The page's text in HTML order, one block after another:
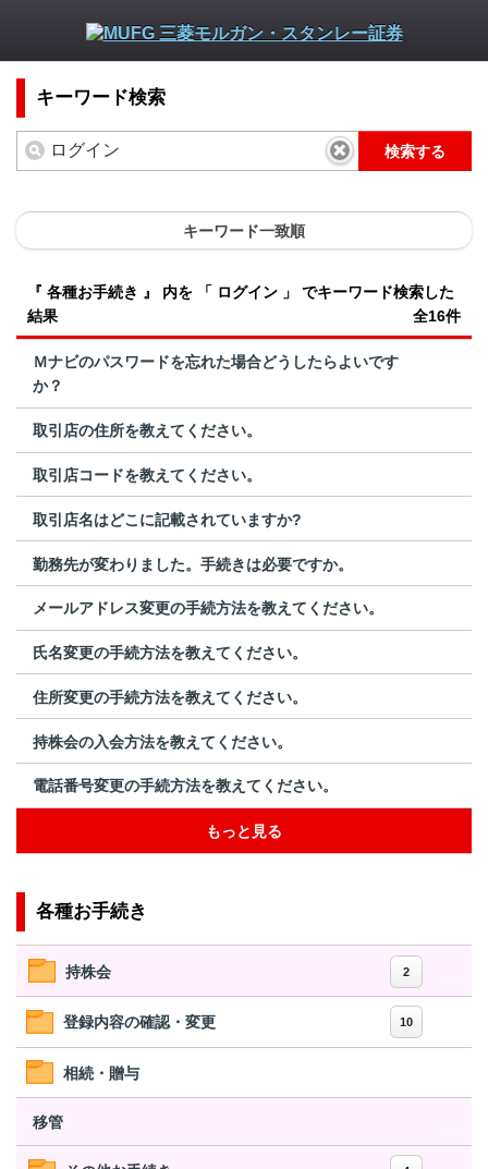
キーワード検索
検索する
キーワード一致順
『 各種お手続き 』 内を 「 ログイン 」 でキーワード検索した
結果
全16件
Ｍナビのパスワードを忘れた場合どうしたらよいです
か？
取引店の住所を教えてください。
取引店コードを教えてください。
取引店名はどこに記載されていますか?
勤務先が変わりました。手続きは必要ですか。
メールアドレス変更の手続方法を教えてください。
氏名変更の手続方法を教えてください。
住所変更の手続方法を教えてください。
持株会の入会方法を教えてください。
電話番号変更の手続方法を教えてください。
もっと見る
各種お手続き
持株会 2
登録内容の確認・変更 10
相続・贈与
移管